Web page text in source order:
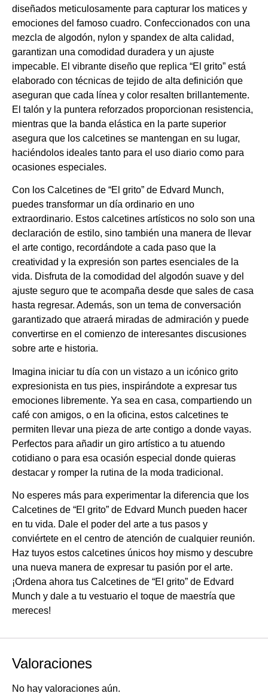
diseñados meticulosamente para capturar los matices y
emociones del famoso cuadro. Confeccionados con una
mezcla de algodón, nylon y spandex de alta calidad,
garantizan una comodidad duradera y un ajuste
impecable. El vibrante diseño que replica “El grito” está
elaborado con técnicas de tejido de alta definición que
aseguran que cada línea y color resalten brillantemente.
El talón y la puntera reforzados proporcionan resistencia,
mientras que la banda elástica en la parte superior
asegura que los calcetines se mantengan en su lugar,
haciéndolos ideales tanto para el uso diario como para
ocasiones especiales.
Con los Calcetines de “El grito” de Edvard Munch,
puedes transformar un día ordinario en uno
extraordinario. Estos calcetines artísticos no solo son una
declaración de estilo, sino también una manera de llevar
el arte contigo, recordándote a cada paso que la
creatividad y la expresión son partes esenciales de la
vida. Disfruta de la comodidad del algodón suave y del
ajuste seguro que te acompaña desde que sales de casa
hasta regresar. Además, son un tema de conversación
garantizado que atraerá miradas de admiración y puede
convertirse en el comienzo de interesantes discusiones
sobre arte e historia.
Imagina iniciar tu día con un vistazo a un icónico grito
expresionista en tus pies, inspirándote a expresar tus
emociones libremente. Ya sea en casa, compartiendo un
café con amigos, o en la oficina, estos calcetines te
permiten llevar una pieza de arte contigo a donde vayas.
Perfectos para añadir un giro artístico a tu atuendo
cotidiano o para esa ocasión especial donde quieras
destacar y romper la rutina de la moda tradicional.
No esperes más para experimentar la diferencia que los
Calcetines de “El grito” de Edvard Munch pueden hacer
en tu vida. Dale el poder del arte a tus pasos y
conviértete en el centro de atención de cualquier reunión.
Haz tuyos estos calcetines únicos hoy mismo y descubre
una nueva manera de expresar tu pasión por el arte.
¡Ordena ahora tus Calcetines de “El grito” de Edvard
Munch y dale a tu vestuario el toque de maestría que
mereces!
Valoraciones
No hay valoraciones aún.